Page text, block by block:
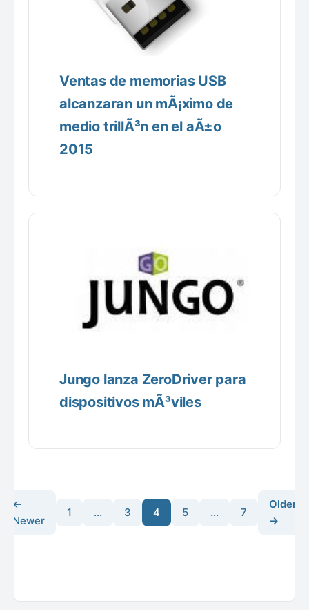
Ventas de memorias USB
alcanzaran un mÃ¡ximo de
medio trillÃ³n en el aÃ±o
2015
Jungo lanza ZeroDriver para
dispositivos mÃ³viles
←
Newer
1 … 3 4 5 … 7
Older
→